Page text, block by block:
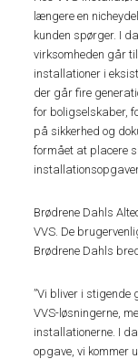
længere en
kunden spørger. I
virksomheden går
installationer i
der går fire
for boligselskaber,
på sikkerhed og
formået at placere
Brødrene Dahls
VVS. De
Brødrene Dahls
”Vi bliver i
VVS-løsningerne,
installationerne. I
opgave, vi kommer